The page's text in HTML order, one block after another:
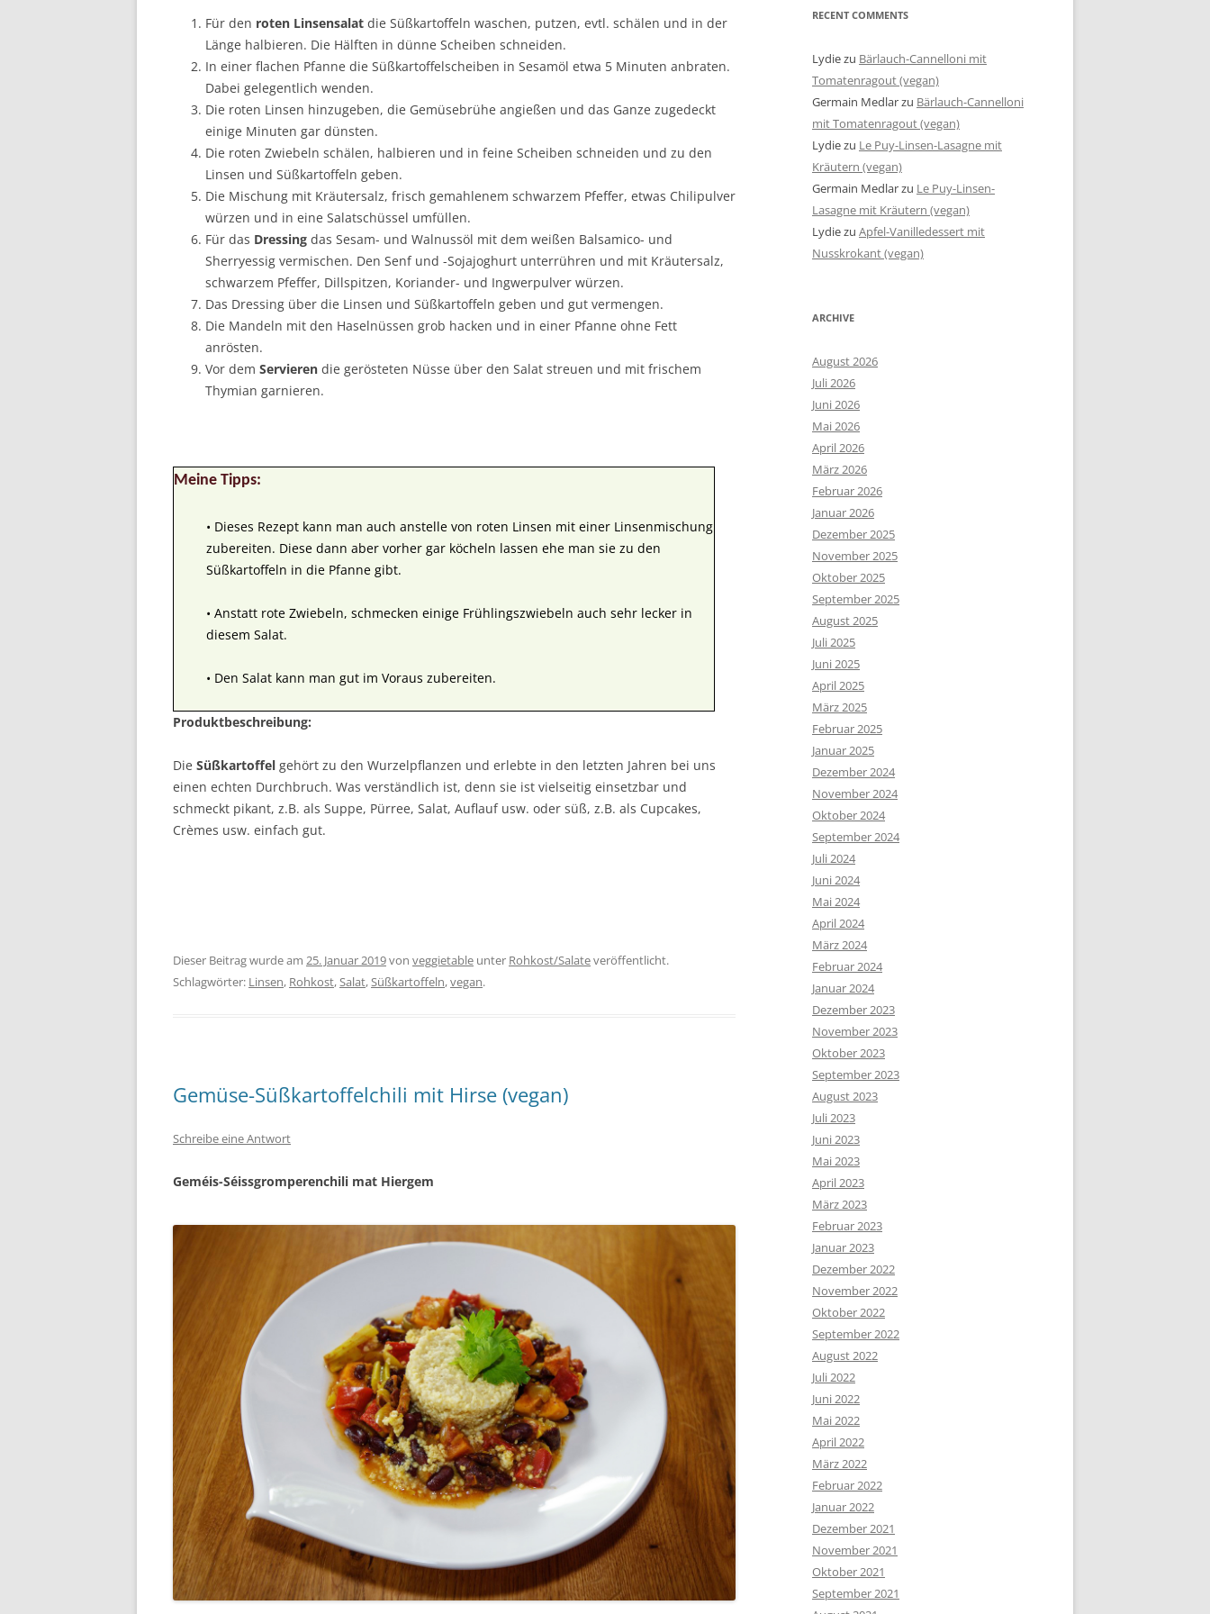
Für den roten Linsensalat die Süßkartoffeln waschen, putzen, evtl. schälen und in der
Länge halbieren. Die Hälften in dünne Scheiben schneiden.
In einer flachen Pfanne die Süßkartoffelscheiben in Sesamöl etwa 5 Minuten anbraten.
Dabei gelegentlich wenden.
Die roten Linsen hinzugeben, die Gemüsebrühe angießen und das Ganze zugedeckt
einige Minuten gar dünsten.
Die roten Zwiebeln schälen, halbieren und in feine Scheiben schneiden und zu den
Linsen und Süßkartoffeln geben.
Die Mischung mit Kräutersalz, frisch gemahlenem schwarzem Pfeffer, etwas Chilipulver
würzen und in eine Salatschüssel umfüllen.
Für das Dressing das Sesam- und Walnussöl mit dem weißen Balsamico- und
Sherryessig vermischen. Den Senf und -Sojajoghurt unterrühren und mit Kräutersalz,
schwarzem Pfeffer, Dillspitzen, Koriander- und Ingwerpulver würzen.
Das Dressing über die Linsen und Süßkartoffeln geben und gut vermengen.
Die Mandeln mit den Haselnüssen grob hacken und in einer Pfanne ohne Fett
anrösten.
Vor dem Servieren die gerösteten Nüsse über den Salat streuen und mit frischem
Thymian garnieren.
Meine Tipps:
• Dieses Rezept kann man auch anstelle von roten Linsen mit einer Linsenmischung
zubereiten. Diese dann aber vorher gar köcheln lassen ehe man sie zu den
Süßkartoffeln in die Pfanne gibt.
• Anstatt rote Zwiebeln, schmecken einige Frühlingszwiebeln auch sehr lecker in
diesem Salat.
• Den Salat kann man gut im Voraus zubereiten.
Produktbeschreibung:
Die Süßkartoffel gehört zu den Wurzelpflanzen und erlebte in den letzten Jahren bei uns
einen echten Durchbruch. Was verständlich ist, denn sie ist vielseitig einsetzbar und
schmeckt pikant, z.B. als Suppe, Pürree, Salat, Auflauf usw. oder süß, z.B. als Cupcakes,
Crèmes usw. einfach gut.
Dieser Beitrag wurde am 25. Januar 2019von veggietable unter Rohkost/Salateveröffentlicht.
Schlagwörter: Linsen, Rohkost,Salat,Süßkartoffeln,vegan.
Gemüse-Süßkartoffelchili mit Hirse (vegan)
Schreibe eine Antwort
Geméis-Séissgromperenchili mat Hiergem
RECENT COMMENTS
Lydiezu Bärlauch-Cannelloni mit
Tomatenragout (vegan)
Germain Medlarzu Bärlauch-Cannelloni
mit Tomatenragout (vegan)
Lydiezu Le Puy-Linsen-Lasagne mit
Kräutern (vegan)
Germain Medlarzu Le Puy-Linsen-
Lasagne mit Kräutern (vegan)
Lydiezu Apfel-Vanilledessert mit
Nusskrokant (vegan)
ARCHIVE
August 2026
Juli 2026
Juni 2026
Mai 2026
April 2026
März 2026
Februar 2026
Januar 2026
Dezember 2025
November 2025
Oktober 2025
September 2025
August 2025
Juli 2025
Juni 2025
April 2025
März 2025
Februar 2025
Januar 2025
Dezember 2024
November 2024
Oktober 2024
September 2024
Juli 2024
Juni 2024
Mai 2024
April 2024
März 2024
Februar 2024
Januar 2024
Dezember 2023
November 2023
Oktober 2023
September 2023
August 2023
Juli 2023
Juni 2023
Mai 2023
April 2023
März 2023
Februar 2023
Januar 2023
Dezember 2022
November 2022
Oktober 2022
September 2022
August 2022
Juli 2022
Juni 2022
Mai 2022
April 2022
März 2022
Februar 2022
Januar 2022
Dezember 2021
November 2021
Oktober 2021
September 2021